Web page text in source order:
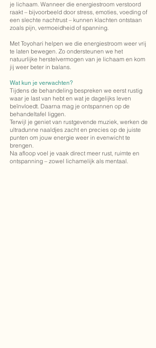
je lichaam. Wanneer die energiestroom verstoord
raakt – bijvoorbeeld door stress, emoties, voeding of
een slechte nachtrust – kunnen klachten ontstaan
zoals pijn, vermoeidheid of spanning.
Met Toyohari helpen we die energiestroom weer vrij
te laten bewegen. Zo ondersteunen we het
natuurlijke herstelvermogen van je lichaam en kom
jij weer beter in balans.
Wat kun je verwachten?
Tijdens de behandeling bespreken we eerst rustig
waar je last van hebt en wat je dagelijks leven
beïnvloedt. Daarna mag je ontspannen op de
behandeltafel liggen.
Terwijl je geniet van rustgevende muziek, werken de
ultradunne naaldjes zacht en precies op de juiste
punten om jouw energie weer in evenwicht te
brengen.
Na afloop voel je vaak direct meer rust, ruimte en
ontspanning – zowel lichamelijk als mentaal.